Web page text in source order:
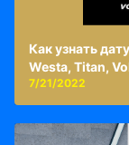
Как узнать
Westa, Titan,
7/21/2022